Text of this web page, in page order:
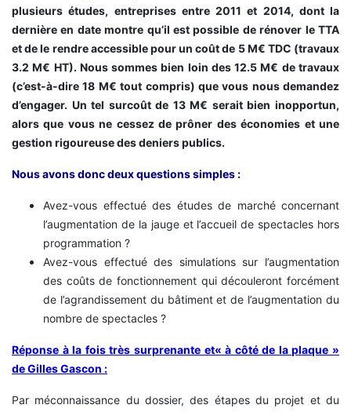
plusieurs études, entreprises entre 2011 et 2014, dont la
dernière en date montre qu’il est possible de rénover le TTA
et de le rendre accessible pour un coût de 5 M€ TDC (travaux
3.2 M€ HT). Nous sommes bien loin des 12.5 M€ de travaux
(c’est-à-dire 18 M€ tout compris) que vous nous demandez
d’engager. Un tel surcoût de 13 M€ serait bien inopportun,
alors que vous ne cessez de prôner des économies et une
gestion rigoureuse des deniers publics.
Nous avons donc deux questions simples :
Avez-vous effectué des études de marché concernant
l’augmentation de la jauge et l’accueil de spectacles hors
programmation ?
Avez-vous effectué des simulations sur l’augmentation
des coûts de fonctionnement qui découleront forcément
de l’agrandissement du bâtiment et de l’augmentation du
nombre de spectacles ?
Réponse à la fois très surprenante et« à côté de la plaque »
de Gilles Gascon :
Par méconnaissance du dossier, des étapes du projet et du